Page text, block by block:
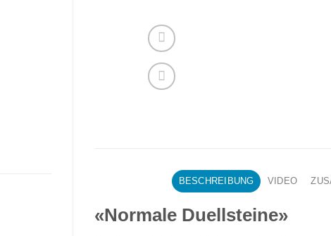
BESCHREIBUNG VIDEO
«Normale Duellsteine»